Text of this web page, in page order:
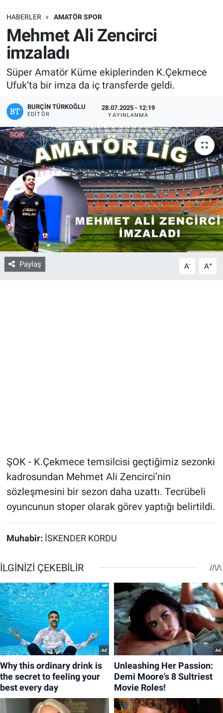
HABERLER AMATÖR SPOR
Mehmet Ali Zencirci
imzaladı
Süper Amatör Küme ekiplerinden K.Çekmece
Ufuk’ta bir imza da iç transferde geldi.
BURÇIN TÜRKOĞLU
EDITÖR
28.07.2025 - 12:19
YAYINLANMA
Paylaş A- A+
ŞOK - K.Çekmece temsilcisi geçtiğimiz sezonki
kadrosundan Mehmet Ali Zencirci’nin
sözleşmesini bir sezon daha uzattı. Tecrübeli
oyuncunun stoper olarak görev yaptığı belirtildi.
Muhabir: İSKENDER KORDU
SAĞLIK
EKONOMİ
EĞİTİM
ASTROLOJİ
MANŞET
RESMİ İLANLAR
İLAN
Bize ulaşın
İletişim/Künye